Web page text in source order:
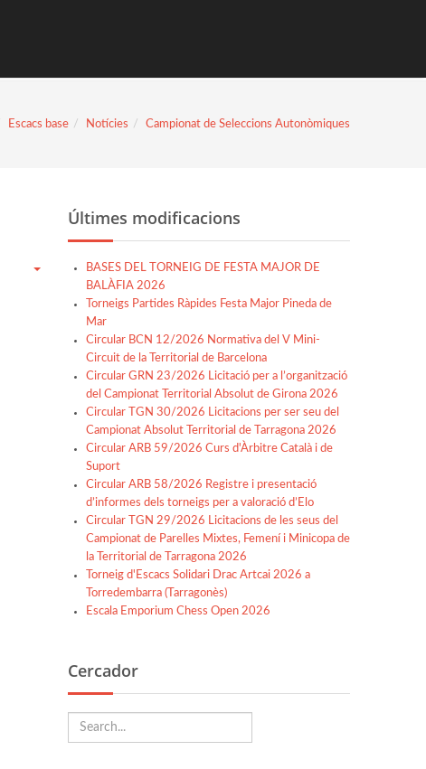
Escacs base Notícies Campionat de Seleccions Autonòmiques
Últimes modificacions
BASES DEL TORNEIG DE FESTA MAJOR DE
BALÀFIA 2026
Torneigs Partides Ràpides Festa Major Pineda de
Mar
Circular BCN 12/2026 Normativa del V Mini-
Circuit de la Territorial de Barcelona
Circular GRN 23/2026 Licitació per a l’organització
del Campionat Territorial Absolut de Girona 2026
Circular TGN 30/2026 Licitacions per ser seu del
Campionat Absolut Territorial de Tarragona 2026
Circular ARB 59/2026 Curs d'Àrbitre Català i de
Suport
Circular ARB 58/2026 Registre i presentació
d’informes dels torneigs per a valoració d’Elo
Circular TGN 29/2026 Licitacions de les seus del
Campionat de Parelles Mixtes, Femení i Minicopa de
la Territorial de Tarragona 2026
Torneig d'Escacs Solidari Drac Artcai 2026 a
Torredembarra (Tarragonès)
Escala Emporium Chess Open 2026
Cercador